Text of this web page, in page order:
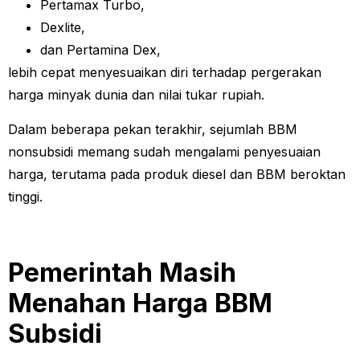
Pertamax Turbo,
Dexlite,
dan Pertamina Dex,
lebih cepat menyesuaikan diri terhadap pergerakan
harga minyak dunia dan nilai tukar rupiah.
Dalam beberapa pekan terakhir, sejumlah BBM
nonsubsidi memang sudah mengalami penyesuaian
harga, terutama pada produk diesel dan BBM beroktan
tinggi.
Pemerintah Masih
Menahan Harga BBM
Subsidi